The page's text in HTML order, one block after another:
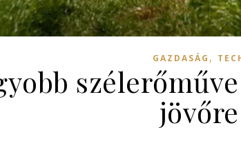
GAZDASÁG ,
jövőre